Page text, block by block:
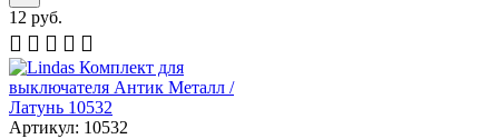
12 руб.
Артикул: 10532